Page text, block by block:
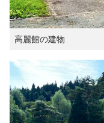
高麗館の建物